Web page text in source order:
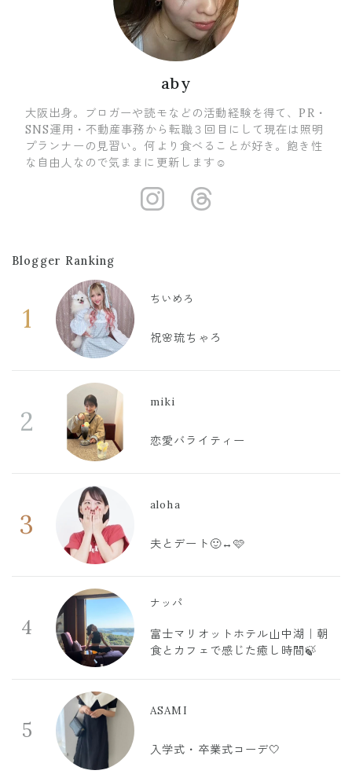
aby
大阪出身。ブロガーや読モなどの活動経験を得て、PR・
SNS運用・不動産事務から転職３回目にして現在は照明
プランナーの見習い。何より食べることが好き。飽き性
な自由人なので気ままに更新します☺
https://
Blogger Ranking
1
ちいめろ
祝🌸琉ちゃろ
2
miki
恋愛バライティー
3
aloha
夫とデート🙂‍↔️🩷
4
ナッパ
富士マリオットホテル山中湖｜朝
食とカフェで感じた癒し時間🍃
5
ASAMI
入学式・卒業式コーデ🤍